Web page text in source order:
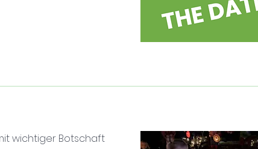
wichtiger Botschaft